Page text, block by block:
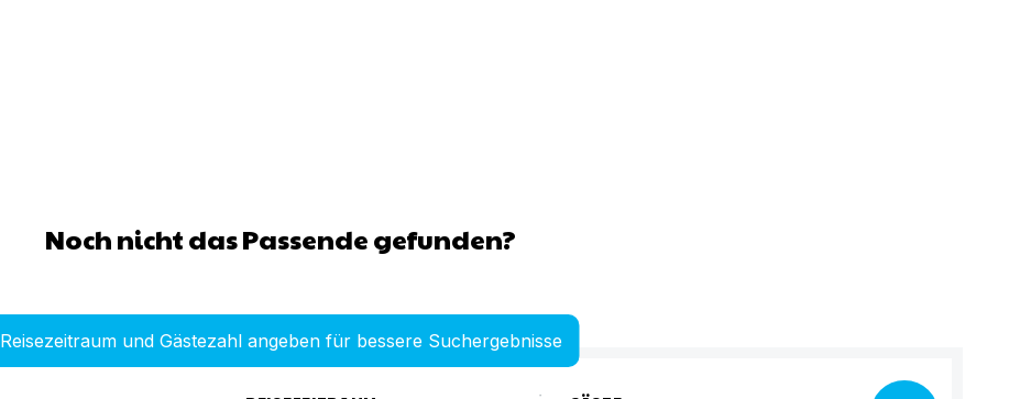
Noch nicht das Passende gefunden?
Reisezeitraum und Gästezahl angeben für bessere Suchergebnisse